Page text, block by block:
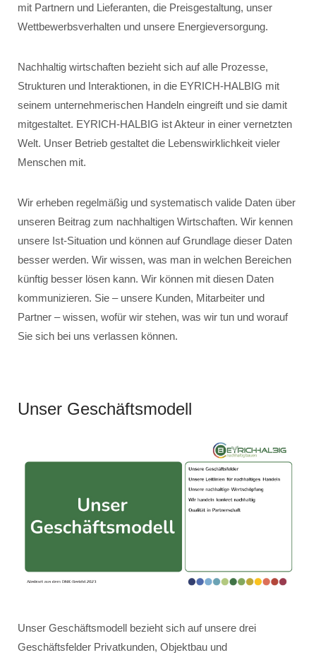
mit Partnern und Lieferanten, die Preisgestaltung, unser
Wettbewerbsverhalten und unsere Energieversorgung.
Nachhaltig wirtschaften bezieht sich auf alle Prozesse,
Strukturen und Interaktionen, in die EYRICH-HALBIG mit
seinem unternehmerischen Handeln eingreift und sie damit
mitgestaltet. EYRICH-HALBIG ist Akteur in einer vernetzten
Welt. Unser Betrieb gestaltet die Lebenswirklichkeit vieler
Menschen mit.
Wir erheben regelmäßig und systematisch valide Daten über
unseren Beitrag zum nachhaltigen Wirtschaften. Wir kennen
unsere Ist-Situation und können auf Grundlage dieser Daten
besser werden. Wir wissen, was man in welchen Bereichen
künftig besser lösen kann. Wir können mit diesen Daten
kommunizieren. Sie – unsere Kunden, Mitarbeiter und
Partner – wissen, wofür wir stehen, was wir tun und worauf
Sie sich bei uns verlassen können.
Unser Geschäftsmodell
Unser Geschäftsmodell bezieht sich auf unsere drei
Geschäftsfelder Privatkunden, Objektbau und